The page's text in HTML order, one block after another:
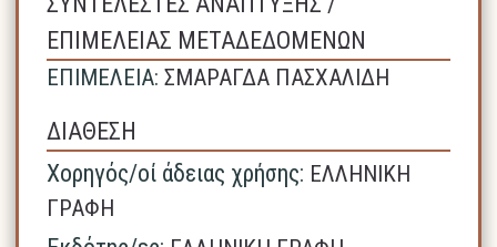
ΕΠΙΜΕΛΕΙΑΣ ΜΕΤΑΔΕΔΟΜΕΝΩΝ
ΕΠΙΜΕΛΕΙΑ: ΣΜΑΡΑΓΔΑ ΠΑΣΧΑΛΙΔΗ
ΔΙΑΘΕΣΗ
Χορηγός/οί άδειας χρήσης: ΕΛΛΗΝΙΚΗ
ΓΡΑΦΗ